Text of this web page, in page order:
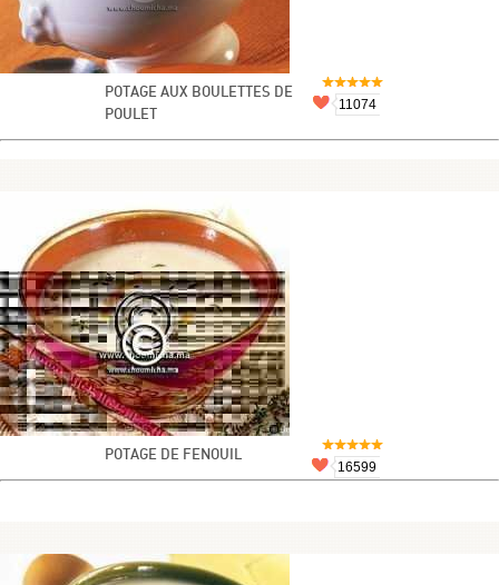
POTAGE AUX BOULETTES DE
POULET
11074
POTAGE DE FENOUIL
16599